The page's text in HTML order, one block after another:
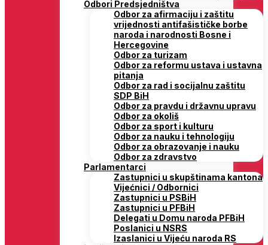
Odbori Predsjedništva
Odbor za afirmaciju i zaštitu
vrijednosti antifašističke borbe
naroda i narodnosti Bosne i
Hercegovine
Odbor za turizam
Odbor za reformu ustava i ustavna
pitanja
Odbor za rad i socijalnu zaštitu
SDP BiH
Odbor za pravdu i državnu upravu
Odbor za okoliš
Odbor za sport i kulturu
Odbor za nauku i tehnologiju
Odbor za obrazovanje i nauku
Odbor za zdravstvo
Parlamentarci
Zastupnici u skupštinama kantona
Vijećnici / Odbornici
Zastupnici u PSBiH
Zastupnici u PFBiH
Delegati u Domu naroda PFBiH
Poslanici u NSRS
Izaslanici u Vijeću naroda RS